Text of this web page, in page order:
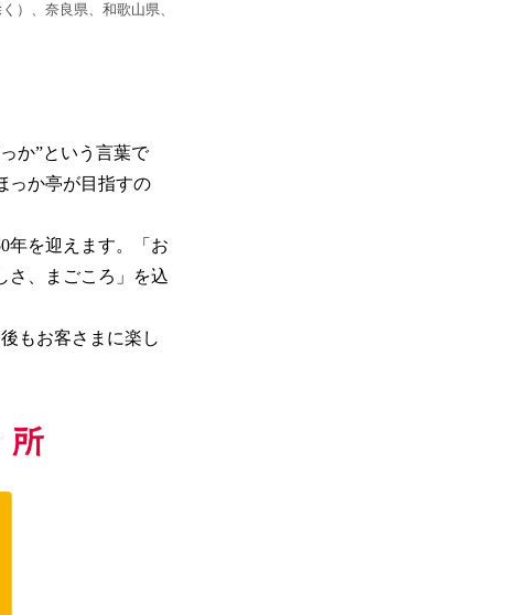
）、奈良県、和歌山県、
か”という言葉で
っか亭が目指すの
年を迎えます。「お
さ、まごころ」を込
もお客さまに楽し